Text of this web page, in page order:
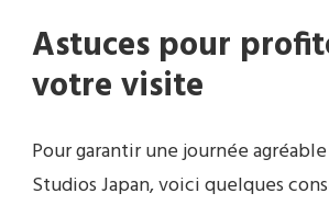
Astuces pour
votre visite
Pour garantir une journée
Studios Japan, voici quelques